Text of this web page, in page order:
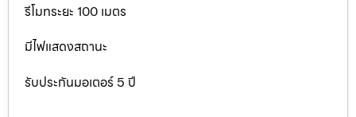
รีโมทระยะ 100 เมตร
มีไฟแสดงสถานะ
รับประกันมอเตอร์ 5 ปี